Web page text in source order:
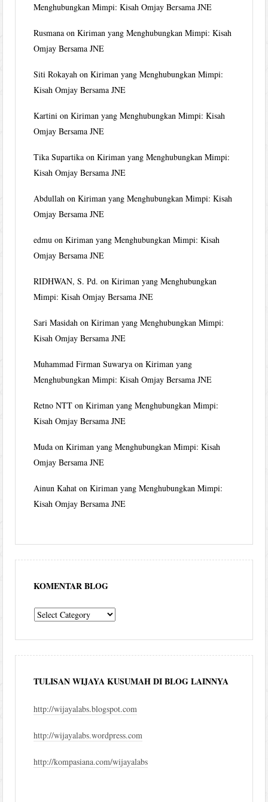
Menghubungkan Mimpi: Kisah Omjay Bersama JNE
Rusmana onKiriman yang Menghubungkan Mimpi: Kisah
Omjay Bersama JNE
Siti Rokayah onKiriman yang Menghubungkan Mimpi:
Kisah Omjay Bersama JNE
Kartini onKiriman yang Menghubungkan Mimpi: Kisah
Omjay Bersama JNE
Tika Supartika onKiriman yang Menghubungkan Mimpi:
Kisah Omjay Bersama JNE
Abdullah onKiriman yang Menghubungkan Mimpi: Kisah
Omjay Bersama JNE
edmu onKiriman yang Menghubungkan Mimpi: Kisah
Omjay Bersama JNE
RIDHWAN, S. Pd. onKiriman yang Menghubungkan
Mimpi: Kisah Omjay Bersama JNE
Sari Masidah onKiriman yang Menghubungkan Mimpi:
Kisah Omjay Bersama JNE
Muhammad Firman Suwarya onKiriman yang
Menghubungkan Mimpi: Kisah Omjay Bersama JNE
Retno NTT onKiriman yang Menghubungkan Mimpi:
Kisah Omjay Bersama JNE
Muda onKiriman yang Menghubungkan Mimpi: Kisah
Omjay Bersama JNE
Ainun Kahat onKiriman yang Menghubungkan Mimpi:
Kisah Omjay Bersama JNE
KOMENTAR BLOG
komentar
TULISAN WIJAYA KUSUMAH DI BLOG LAINNYA
http://wijayalabs.blogspot.com
http://wijayalabs.wordpress.com
http://kompasiana.com/wijayalabs